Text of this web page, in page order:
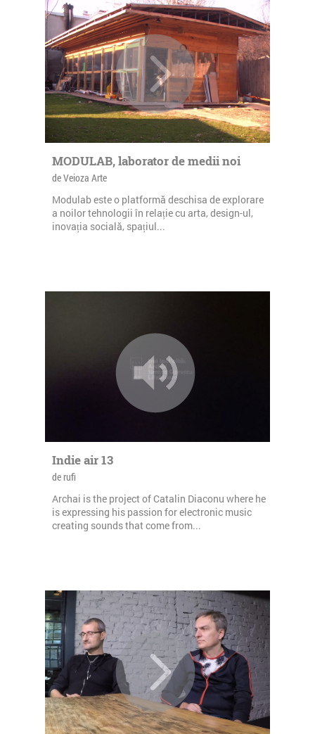
MODULAB, laborator de medii noi
de Veioza Arte
Modulab este o platformă deschisa de explorare
a noilor tehnologii în relație cu arta, design-ul,
inovația socială, spațiul...
Indie air 13
de rufi
Archai is the project of Catalin Diaconu where he
is expressing his passion for electronic music
creating sounds that come from...